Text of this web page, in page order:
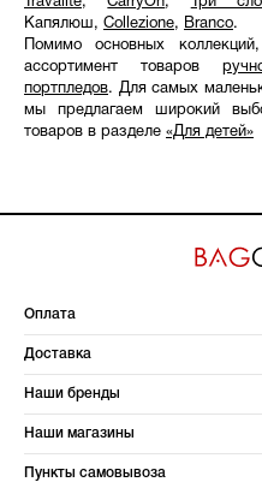
Капялюш, Collezione, Branco.
Помимо основных
ассортимент товаров
портпледов. Для самых
мы предлагаем широкий
товаров в разделе «Для детей»
Оплата
Доставка
Наши бренды
Наши магазины
Пункты самовывоза